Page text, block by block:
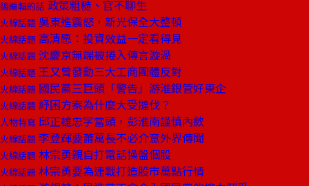
總編輯的話 政策粗糙、官不聊生
火線話題 吳東進震怒，新光保全大整頓
火線話題 高清愿：投資效益一定看得見
火線話題 沈慶京無端被捲入傳言漩渦
火線話題 王又曾發動三大工商團體反對
火線話題 國民黨三巨頭「警告」游淮銀管好東企
火線話題 紓困方案為什麼大受撻伐？
人物特寫 邱正雄忠字當頭，彭淮南謹慎內斂
火線話題 李登輝要蕭萬長不必介意外界傳聞
火線話題 林宗勇親自打電話操盤個股
火線話題 林宗勇要為連戰打造股市萬點行情